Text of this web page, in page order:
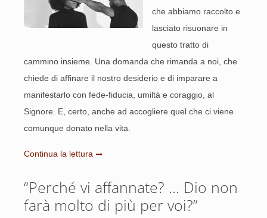
che abbiamo raccolto e
lasciato risuonare in
questo tratto di
cammino insieme. Una domanda che rimanda a noi, che
chiede di affinare il nostro desiderio e di imparare a
manifestarlo con fede-fiducia, umiltà e coraggio, al
Signore. E, certo, anche ad accogliere quel che ci viene
comunque donato nella vita.
Continua la lettura
“Perché vi affannate? … Dio non
farà molto di più per voi?”